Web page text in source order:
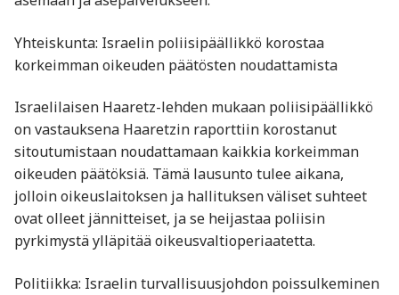
Yhteiskunta: Israelin poliisipäällikkö korostaa
korkeimman oikeuden päätösten noudattamista
Israelilaisen Haaretz-lehden mukaan poliisipäällikkö
on vastauksena Haaretzin raporttiin korostanut
sitoutumistaan noudattamaan kaikkia korkeimman
oikeuden päätöksiä. Tämä lausunto tulee aikana,
jolloin oikeuslaitoksen ja hallituksen väliset suhteet
ovat olleet jännitteiset, ja se heijastaa poliisin
pyrkimystä ylläpitää oikeusvaltioperiaatetta. ​
Politiikka: Israelin turvallisuusjohdon poissulkeminen